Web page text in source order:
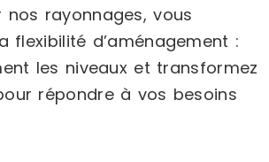
rayonnages, vous
flexibilité d’aménagement :
les niveaux et transformez
répondre à vos besoins